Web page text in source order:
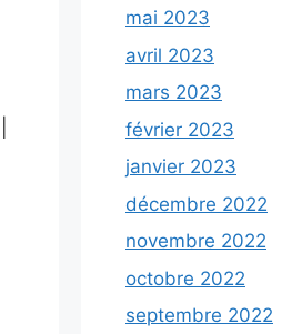
mai 2023
avril 2023
mars 2023
février 2023
janvier 2023
décembre 2022
novembre 2022
octobre 2022
septembre 2022